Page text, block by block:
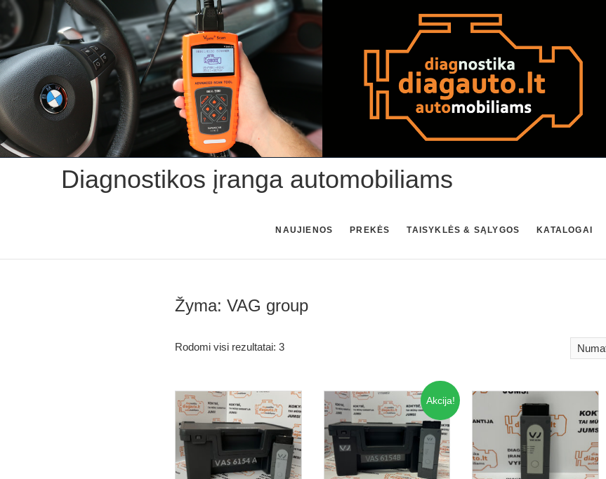
Skip
content
Diagnostikos įranga automobiliams
NAUJIENOS PREKĖS TAISYKLĖS & SĄLYGOS KATALOGAI
Žyma: VAG group
Rodomi visi rezultatai: 3
Akcija!